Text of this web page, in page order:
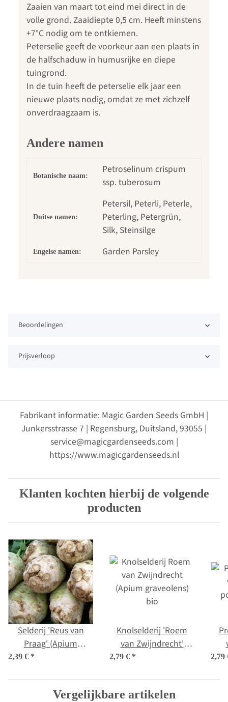
Zaaien van maart tot eind mei direct in de
volle grond. Zaaidiepte 0,5 cm. Heeft minstens
+7°C nodig om te ontkiemen.
Peterselie geeft de voorkeur aan een plaats in
de halfschaduw in humusrijke en diepe
tuingrond.
In de tuin heeft de peterselie elk jaar een
nieuwe plaats nodig, omdat ze met zichzelf
onverdraagzaam is.
Andere namen
Botanische naam:
Petroselinum crispum
ssp. tuberosum
Duitse namen:
Petersil, Peterli, Peterle,
Peterling, Petergrün,
Silk, Steinsilge
Engelse namen: Garden Parsley
Beoordelingen
Prijsverloop
Fabrikant informatie: Magic Garden Seeds GmbH |
Junkersstrasse 7 | Regensburg, Duitsland, 93055 |
service@magicgardenseeds.com |
https://www.magicgardenseeds.nl
Klanten kochten hierbij de volgende
producten
Selderij 'Reus van
Praag' (Apium
graveolens) zaden
2,39 € *
Knolselderij 'Roem
van Zwijndrecht'
(Apium graveolens)
2,79 € * 2,79
Vergelijkbare artikelen